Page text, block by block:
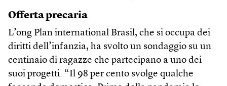
Offerta precaria
L’ong Plan international Brasil, che si occupa dei
diritti dell’infanzia, ha svolto un sondaggio su un
centinaio di ragazze che partecipano a uno dei
suoi progetti. “Il 98 per cento svolge qualche